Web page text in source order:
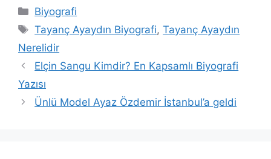
Kategoriler
Biyografi
Etiketler
Tayanç Ayaydın Biyografi,Tayanç Ayaydın
Nerelidir
Elçin Sangu Kimdir? En Kapsamlı Biyografi
Yazısı
Ünlü Model Ayaz Özdemir İstanbul’a geldi